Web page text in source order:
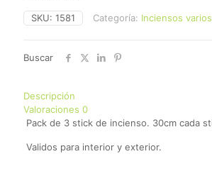
SKU: 1581 Categoría: Inciensos varios
Buscar
Descripción
Valoraciones 0
Pack de 3 stick de incienso. 30cm cada
Validos para interior y exterior.